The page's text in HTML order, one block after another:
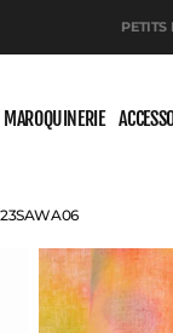
PETITS
MAROQUINERIE